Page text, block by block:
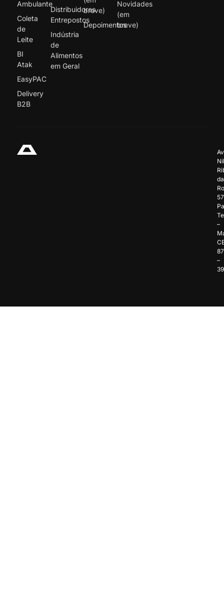
Ambulante
Coleta
de
Leite
BI
Atak
EasyPAC
Delivery
B2B
Distribuidores
Entrepostos
Indústria
de
Alimentos
em Geral
breve)
Depoimentos
Novidades
(em
breve)
da
–
–